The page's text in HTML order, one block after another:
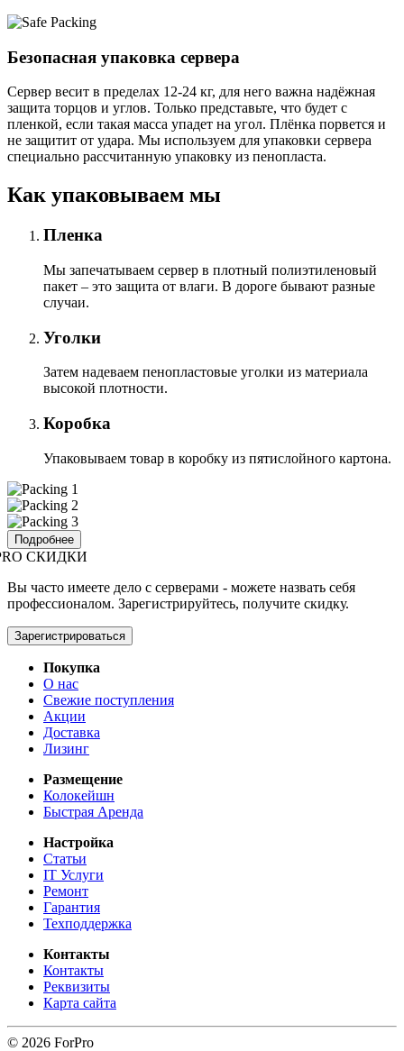
Безопасная упаковка сервера
Сервер весит в пределах 12-24 кг, для него важна надёжная
защита торцов и углов. Только представьте, что будет с
пленкой, если такая масса упадет на угол. Плёнка порвется и
не защитит от удара. Мы используем для упаковки сервера
специально расcчитанную упаковку из пенопласта.
Как упаковываем мы
Пленка
Мы запечатываем сервер в плотный полиэтиленовый
пакет – это защита от влаги. В дороге бывают разные
случаи.
Уголки
Затем надеваем пенопластовые уголки из материала
высокой плотности.
Коробка
Упаковываем товар в коробку из пятислойного картона.
Подробнее
СКИДКИ
Вы часто имеете дело с серверами - можете назвать себя
профессионалом. Зарегистрируйтесь, получите скидку.
Зарегистрироваться
Покупка
О нас
Свежие поступления
Акции
Доставка
Лизинг
Размещение
Колокейшн
Быстрая Аренда
Настройка
Статьи
IT Услуги
Ремонт
Гарантия
Техподдержка
Контакты
Контакты
Реквизиты
Карта сайта
© 2026 ForPro